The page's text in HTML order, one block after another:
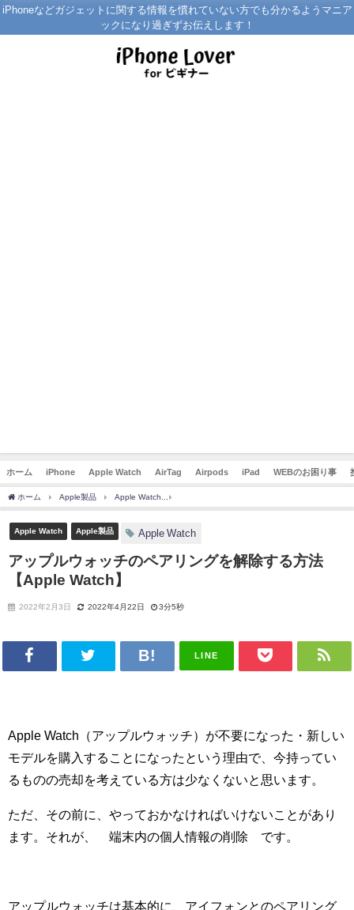
iPhoneなどガジェットに関する情報を慣れていない方でも分かるようマニア
ックになり過ぎずお伝えします！
ホーム iPhone Apple Watch AirTag Airpods iPad WEBのお困り事
ホーム Apple製品 Apple Watch
Apple Watch Apple製品 Apple Watch
アップルウォッチのペアリングを解除する方法
【Apple Watch】
2022年2月3日 2022年4月22日 3分5秒
LINE
Apple Watch（アップルウォッチ）が不要になった・新しい
モデルを購入することになったという理由で、今持ってい
るものの売却を考えている方は少なくないと思います。
ただ、その前に、やっておかなければいけないことがあり
ます。それが、¨端末内の個人情報の削除¨です。
アップルウォッチは基本的に、アイフォンとのペアリング